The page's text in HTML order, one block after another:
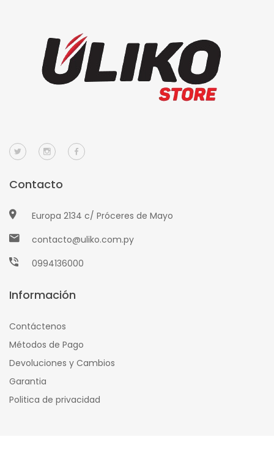
Contacto
Europa 2134 c/ Próceres de Mayo
contacto@uliko.com.py
0994136000
Información
Contáctenos
Métodos de Pago
Devoluciones y Cambios
Garantia
Politica de privacidad